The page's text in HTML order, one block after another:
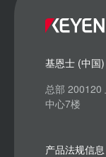
基恩士 (中国
总部 200120
中心7楼
产品法规信息